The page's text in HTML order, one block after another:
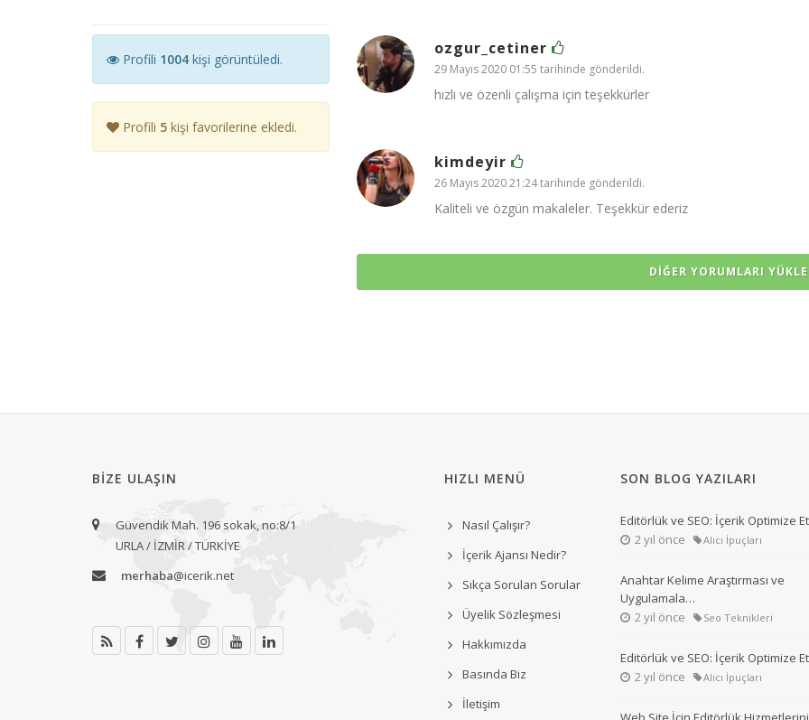
Profili 1004 kişi görüntüledi.
Profili 5 kişi favorilerine ekledi.
ozgur_cetiner
29 Mayıs 2020 01:55 tarihinde gönderildi.
hızlı ve özenli çalışma için teşekkürler
kimdeyir
26 Mayıs 2020 21:24 tarihinde gönderildi.
Kaliteli ve özgün makaleler. Teşekkür ederiz
DIĞER YORUMLARI
BIZE ULAŞIN
Güvendik Mah. 196 sokak, no:8/1
URLA / İZMİR / TÜRKİYE
merhaba@icerik.net
HIZLI MENÜ
Nasıl Çalışır?
İçerik Ajansı Nedir?
Sıkça Sorulan Sorular
Üyelik Sözleşmesi
Hakkımızda
Basında Biz
İletişim
SON BLOG YAZILARI
Editörlük ve SEO: İçerik Optimize
2 yıl önce
Alıcı İpuçları
Anahtar Kelime Araştırması ve
Uygulamala…
2 yıl önce
Seo Teknikleri
Editörlük ve SEO: İçerik Optimize
2 yıl önce
Alıcı İpuçları